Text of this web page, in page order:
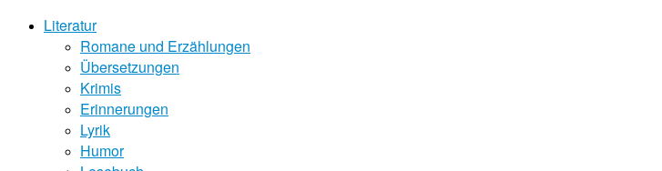
Literatur
Romane und Erzählungen
Übersetzungen
Krimis
Erinnerungen
Lyrik
Humor